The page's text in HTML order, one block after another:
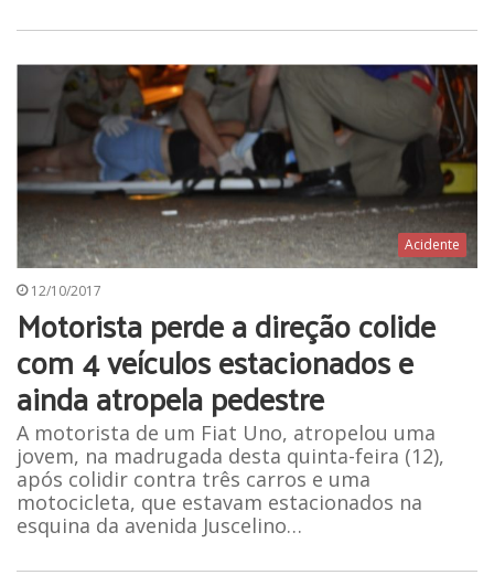
Acidente
12/10/2017
Motorista perde a direção colide
com 4 veículos estacionados e
ainda atropela pedestre
A motorista de um Fiat Uno, atropelou uma
jovem, na madrugada desta quinta-feira (12),
após colidir contra três carros e uma
motocicleta, que estavam estacionados na
esquina da avenida Juscelino…